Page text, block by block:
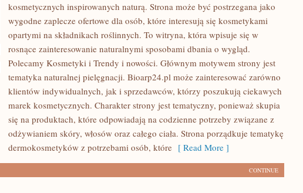
EKO-
MAKIJAŻ
kosmetycznych inspirowanych naturą. Strona może być postrzegana jako
wygodne zaplecze ofertowe dla osób, które interesują się kosmetykami
opartymi na składnikach roślinnych. To witryna, która wpisuje się w
rosnące zainteresowanie naturalnymi sposobami dbania o wygląd.
Polecamy Kosmetyki i Trendy i nowości. Głównym motywem strony jest
tematyka naturalnej pielęgnacji. Bioarp24.pl może zainteresować zarówno
klientów indywidualnych, jak i sprzedawców, którzy poszukują ciekawych
marek kosmetycznych. Charakter strony jest tematyczny, ponieważ skupia
się na produktach, które odpowiadają na codzienne potrzeby związane z
odżywianiem skóry, włosów oraz całego ciała. Strona porządkuje tematykę
dermokosmetyków z potrzebami osób, które [ Read More ]
CONTINUE